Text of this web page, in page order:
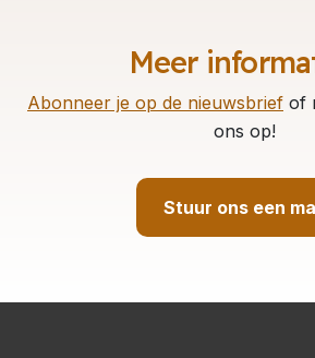
Meer
Abonneer je op de nieuwsbrief of
ons op!
Stuur ons een